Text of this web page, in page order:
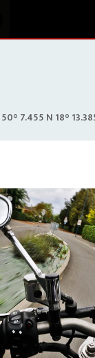
50° 7.455 N 18°